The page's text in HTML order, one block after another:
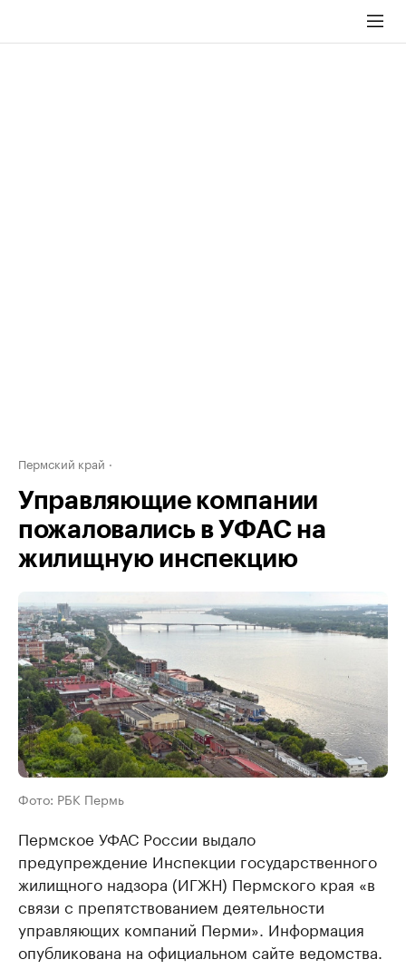
Пермский край
Управляющие компании
пожаловались в УФАС на
жилищную инспекцию
Фото: РБК Пермь
Пермское УФАС России выдало
предупреждение Инспекции государственного
жилищного надзора (ИГЖН) Пермского края «в
связи с препятствованием деятельности
управляющих компаний Перми». Информация
опубликована на официальном сайте ведомства.